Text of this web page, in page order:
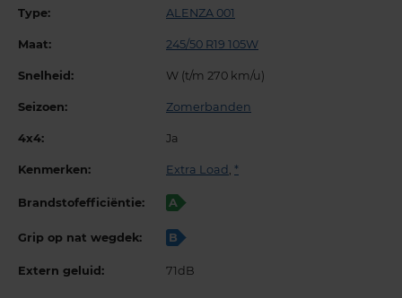
Type: ALENZA 001
Maat: 245/50 R19 105W
Snelheid: W (t/m 270 km/u)
Seizoen: Zomerbanden
4x4: Ja
Kenmerken: Extra Load , *
Brandstofefficiëntie: A
Grip op nat wegdek: B
Extern geluid: 71dB